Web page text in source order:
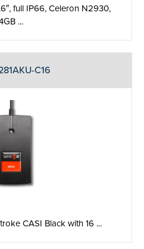
full IP66, Celeron N2930,
...
C16
CASI Black with 16 ...